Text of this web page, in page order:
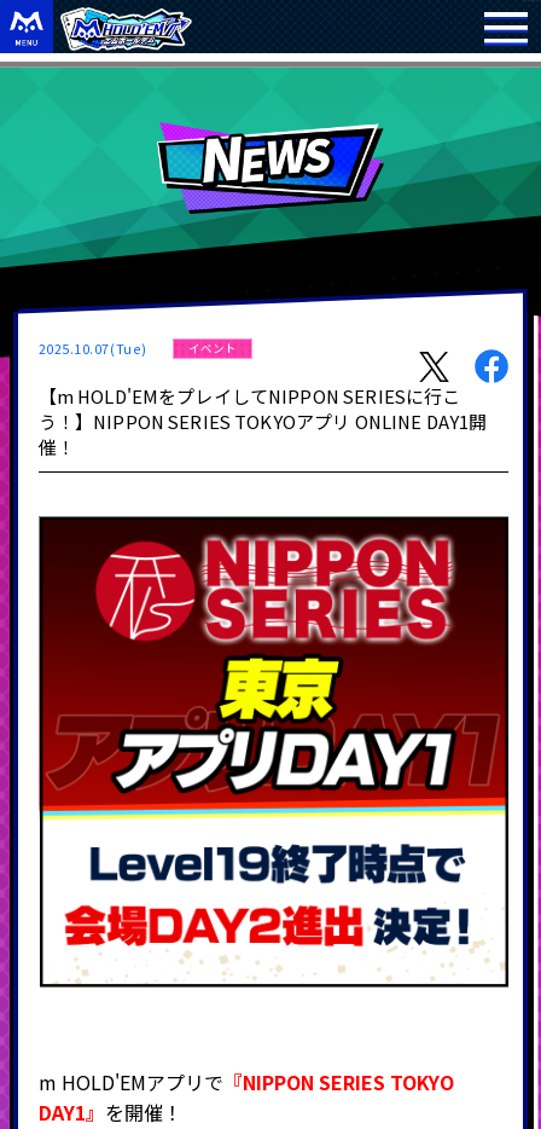
2025.10.07(Tue) イベント
【m HOLD'EMをプレイしてNIPPON SERIESに行こ
う！】NIPPON SERIES TOKYOアプリ ONLINE DAY1開
催！
m HOLD'EMアプリで 『NIPPON SERIES TOKYO
DAY1』 を開催！